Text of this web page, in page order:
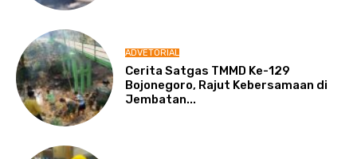
ADVETORIAL
Cerita Satgas TMMD Ke-129
Bojonegoro, Rajut Kebersamaan di
Jembatan...